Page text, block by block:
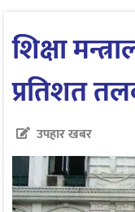
शिक्षा
प्रतिशत
उपहार खबर